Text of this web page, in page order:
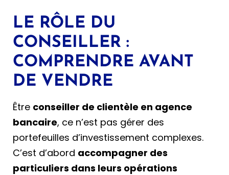
LE RÔLE DU
CONSEILLER :
COMPRENDRE AVANT
DE VENDRE
Être conseiller de clientèle en agence
bancaire, ce n’est pas gérer des
portefeuilles d’investissement complexes.
C’est d’abord accompagner des
particuliers dans leurs opérations